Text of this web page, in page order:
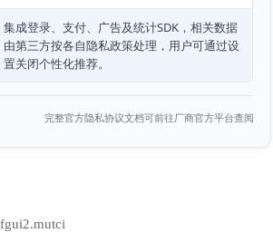
集成登录、支付、广告及统计SDK，相关数据
由第三方按各自隐私政策处理，用户可通过设
置关闭个性化推荐。
完整官方隐私协议文档可前往厂商官方平台查阅